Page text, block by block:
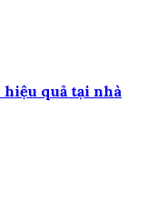
quả tại nhà